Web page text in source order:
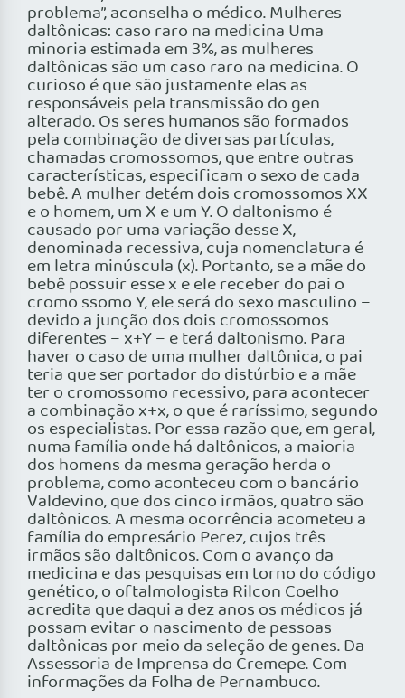
problema”, aconselha o médico. Mulheres
daltônicas: caso raro na medicina Uma
minoria estimada em 3%, as mulheres
daltônicas são um caso raro na medicina. O
curioso é que são justamente elas as
responsáveis pela transmissão do gen
alterado. Os seres humanos são formados
pela combinação de diversas partículas,
chamadas cromossomos, que entre outras
características, especificam o sexo de cada
bebê. A mulher detém dois cromossomos XX
e o homem, um X e um Y. O daltonismo é
causado por uma variação desse X,
denominada recessiva, cuja nomenclatura é
em letra minúscula (x). Portanto, se a mãe do
bebê possuir esse x e ele receber do pai o
cromo ssomo Y, ele será do sexo masculino –
devido a junção dos dois cromossomos
diferentes – x+Y – e terá daltonismo. Para
haver o caso de uma mulher daltônica, o pai
teria que ser portador do distúrbio e a mãe
ter o cromossomo recessivo, para acontecer
a combinação x+x, o que é raríssimo, segundo
os especialistas. Por essa razão que, em geral,
numa família onde há daltônicos, a maioria
dos homens da mesma geração herda o
problema, como aconteceu com o bancário
Valdevino, que dos cinco irmãos, quatro são
daltônicos. A mesma ocorrência acometeu a
família do empresário Perez, cujos três
irmãos são daltônicos. Com o avanço da
medicina e das pesquisas em torno do código
genético, o oftalmologista Rilcon Coelho
acredita que daqui a dez anos os médicos já
possam evitar o nascimento de pessoas
daltônicas por meio da seleção de genes. Da
Assessoria de Imprensa do Cremepe. Com
informações da Folha de Pernambuco.